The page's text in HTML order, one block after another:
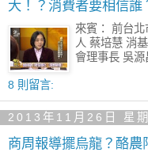
大！？消費者要相信誰
來賓： 前台
人 蔡培慧 消
會理事長 吳源
8 則留言:
2013年11月26日 星
商周報導擺烏龍？酪農